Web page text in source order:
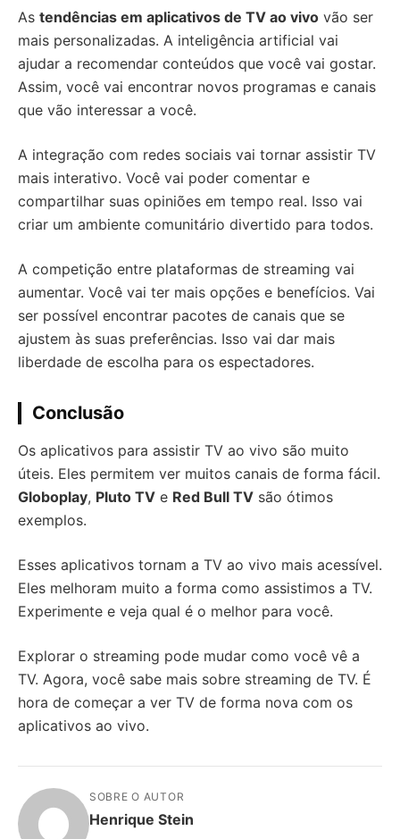
As tendências em aplicativos de TV ao vivo vão ser
mais personalizadas. A inteligência artificial vai
ajudar a recomendar conteúdos que você vai gostar.
Assim, você vai encontrar novos programas e canais
que vão interessar a você.
A integração com redes sociais vai tornar assistir TV
mais interativo. Você vai poder comentar e
compartilhar suas opiniões em tempo real. Isso vai
criar um ambiente comunitário divertido para todos.
A competição entre plataformas de streaming vai
aumentar. Você vai ter mais opções e benefícios. Vai
ser possível encontrar pacotes de canais que se
ajustem às suas preferências. Isso vai dar mais
liberdade de escolha para os espectadores.
Conclusão
Os aplicativos para assistir TV ao vivo são muito
úteis. Eles permitem ver muitos canais de forma fácil.
Globoplay, Pluto TV e Red Bull TV são ótimos
exemplos.
Esses aplicativos tornam a TV ao vivo mais acessível.
Eles melhoram muito a forma como assistimos a TV.
Experimente e veja qual é o melhor para você.
Explorar o streaming pode mudar como você vê a
TV. Agora, você sabe mais sobre streaming de TV. É
hora de começar a ver TV de forma nova com os
aplicativos ao vivo.
SOBRE O AUTOR
Henrique Stein